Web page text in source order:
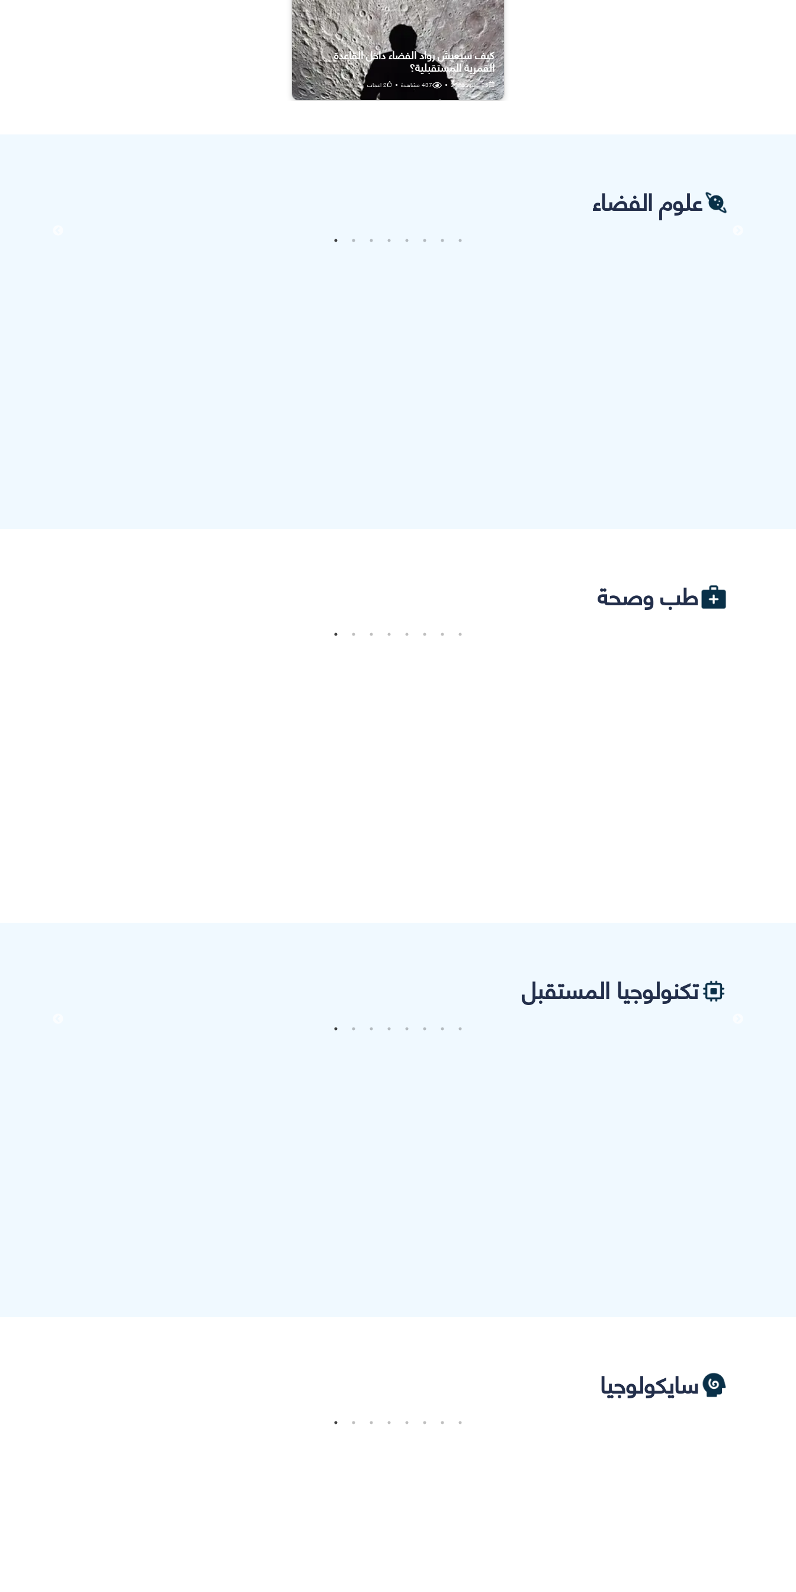
كيف سيعيش رواد الفضاء داخل القاعدة
القمرية المستقبلية؟
25 يوليو، 2026 •
437مشاهدة •
2اعجاب
علوم الفضاء
طب وصحة
تكنولوجيا المستقبل
سايكولوجيا